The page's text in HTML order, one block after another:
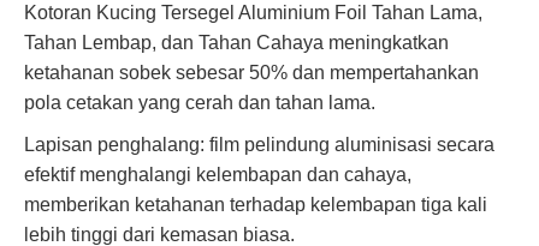
Kotoran Kucing Tersegel Aluminium Foil Tahan Lama,
Tahan Lembap, dan Tahan Cahaya meningkatkan
ketahanan sobek sebesar 50% dan mempertahankan
pola cetakan yang cerah dan tahan lama.
Lapisan penghalang: film pelindung aluminisasi secara
efektif menghalangi kelembapan dan cahaya,
memberikan ketahanan terhadap kelembapan tiga kali
lebih tinggi dari kemasan biasa.